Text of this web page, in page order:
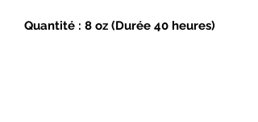
Quantité : 8 oz (Durée 40 heures)